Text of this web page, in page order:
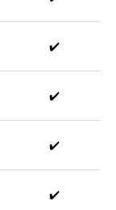
✔️
✔️
✔️
✔️